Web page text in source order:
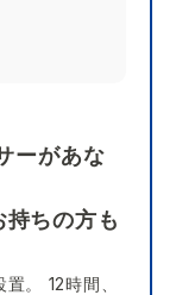
ーがあな
ちの方も
。 12時間、